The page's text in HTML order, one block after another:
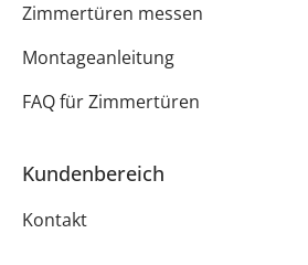
Zimmertüren messen
Montageanleitung
FAQ für Zimmertüren
Kundenbereich
Kontakt